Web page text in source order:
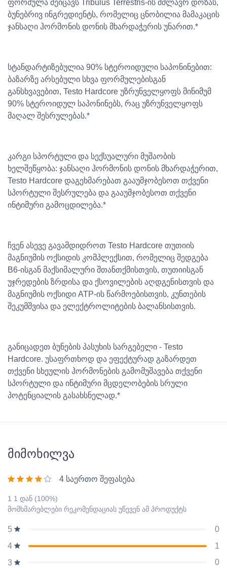
ფორმულა შეიცავს Tribulus Terrestris-ის მძლავრ დოზას,
ბუნებრივ ინგრედიენტს, რომელიც ცნობილია მამაკაცის
ჯანსაღი ჰორმონის დონის მხარდაჭერის უნარით.*
სტანდარტიზებულია 90% სტეროიდული საპონინებით:
ბაზარზე არსებული სხვა ფორმულებისგან
განსხვავებით, Testo Hardcore უზრუნველყოფს მინიმუმ
90% სტეროიდულ საპონინებს, რაც უზრუნველყოფს
მაღალ შესრულებას.*
კარგი სპორტული და სექსუალური მუშაობის
ხელშეწყობა: ჯანსაღი ჰორმონის დონის მხარდაჭერით,
Testo Hardcore დაგეხმარებათ გააუმჯობესოთ თქვენი
სპორტული შესრულება და გააუმჯობესოთ თქვენი
ინტიმური გამოცდილება.*
ჩვენ ასევე გავამდიდროთ Testo Hardcore თუთიის
მაგნიუმის ოქსიდის კომპლექსით, რომელიც შედგება
B6-ისგან მაქსიმალური შთანთქმისთვის, თუთიისგან
უჯრედების ზრდისა და ქსოვილების აღდგენისთვის და
მაგნიუმის ოქსიდი ATP-ის წარმოებისთვის, კუნთების
შეკუმშვისა და ელექტროლიტების ბალანსისთვის.
განიცადეთ ბუნების პასუხის სარგებელი - Testo
Hardcore. უსაფრთხოდ და ეფექტურად გაზარდეთ
თქვენი სხეულის ჰორმონების გამომუშავება თქვენი
სპორტული და ინტიმური მცდელობების სრული
პოტენციალის გასახსნელად.*
მიმოხილვა
4 საერთო შეფასება
1 1 დან (100%)
მომხმარებლები რეკომენდაციას უწევენ ამ პროდუქტს
5
0
4
1
3
0